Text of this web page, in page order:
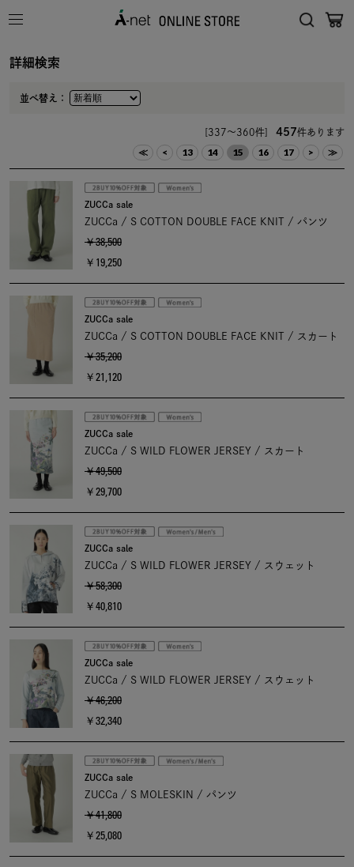
詳細検索
並べ替え：
[337～360件] 457件あります
≪ < 13 14 15 16 17 > ≫
ZUCCa sale
ZUCCa / S COTTON DOUBLE FACE KNIT / パンツ
￥38,500
￥19,250
ZUCCa sale
ZUCCa / S COTTON DOUBLE FACE KNIT / スカート
￥35,200
￥21,120
ZUCCa sale
ZUCCa / S WILD FLOWER JERSEY / スカート
￥49,500
￥29,700
ZUCCa sale
ZUCCa / S WILD FLOWER JERSEY / スウェット
￥58,300
￥40,810
ZUCCa sale
ZUCCa / S WILD FLOWER JERSEY / スウェット
￥46,200
￥32,340
ZUCCa sale
ZUCCa / S MOLESKIN / パンツ
￥41,800
￥25,080